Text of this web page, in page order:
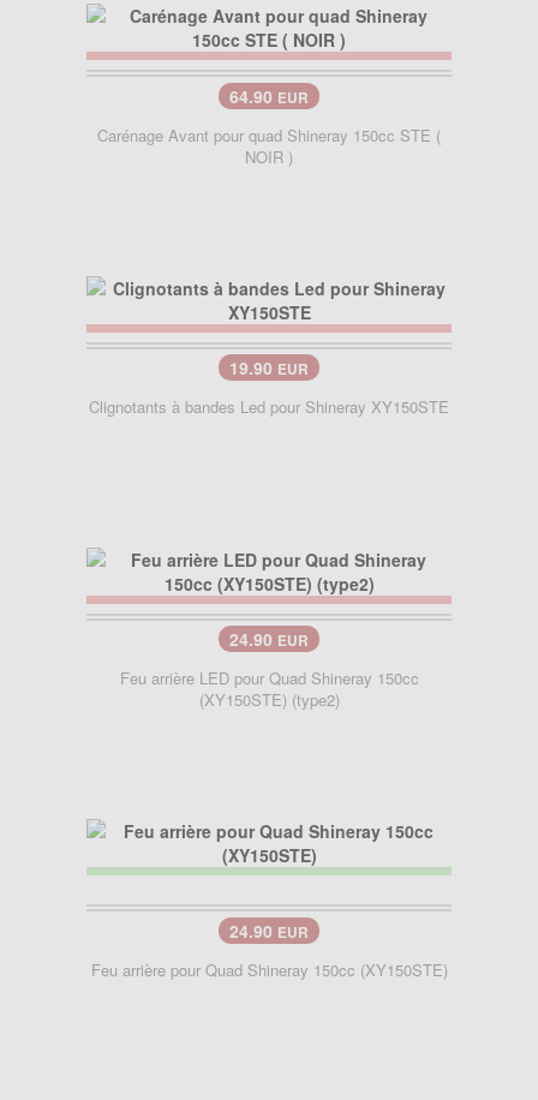
64.90 EUR
Carénage Avant pour quad Shineray 150cc STE (
NOIR )
19.90 EUR
Clignotants à bandes Led pour Shineray XY150STE
24.90 EUR
Feu arrière LED pour Quad Shineray 150cc
(XY150STE) (type2)
24.90 EUR
Feu arrière pour Quad Shineray 150cc (XY150STE)